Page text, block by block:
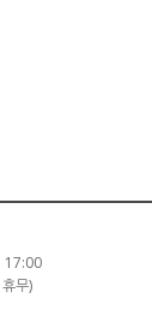
17:00
무)